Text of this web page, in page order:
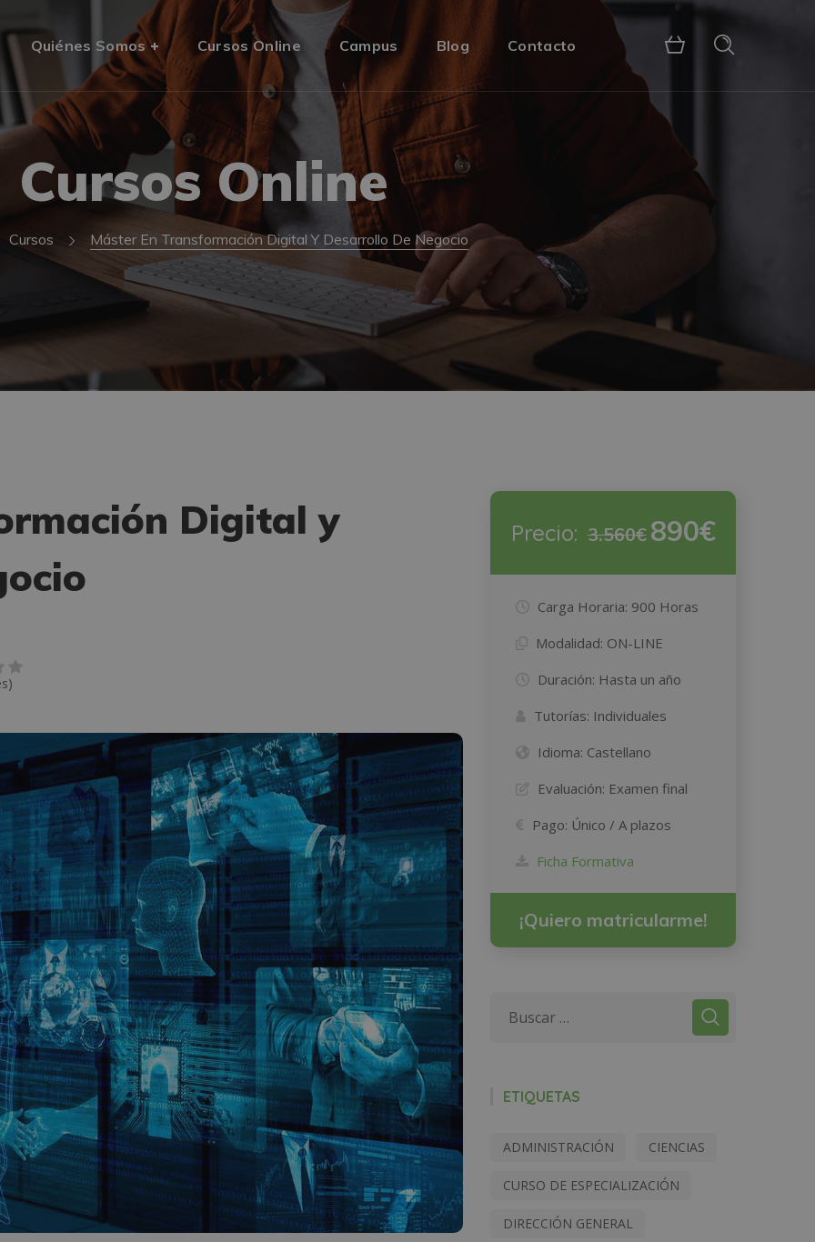
Quiénes Somos Cursos Online Campus Blog Contacto
Cursos Online
Cursos Máster En Transformación Digital Y Desarrollo De Negocio
Digital y
Precio: 3.560€ 890€
Carga Horaria: 900 Horas
Modalidad: ON-LINE
Duración: Hasta un año
Tutorías: Individuales
Idioma: Castellano
Evaluación: Examen final
Pago: Único / A plazos
Ficha Formativa
¡Quiero matricularme!
ETIQUETAS
ADMINISTRACIÓN CIENCIAS
CURSO DE ESPECIALIZACIÓN
DIRECCIÓN GENERAL